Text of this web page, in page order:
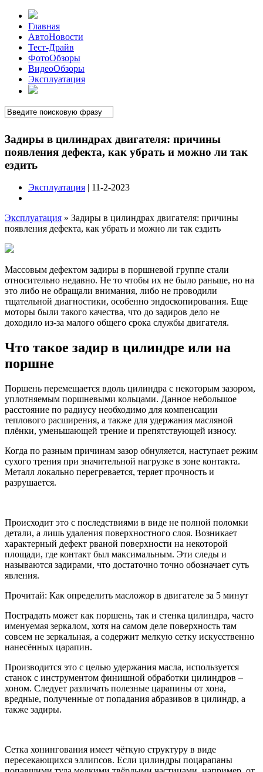
Главная
АвтоНовости
Тест-Драйв
ФотоОбзоры
ВидеоОбзоры
Эксплуатация
Задиры в цилиндрах двигателя: причины
появления дефекта, как убрать и можно ли так
ездить
Эксплуатация | 11-2-2023
Эксплуатация » Задиры в цилиндрах двигателя: причины
появления дефекта, как убрать и можно ли так ездить
Массовым дефектом задиры в поршневой группе стали
относительно недавно. Не то чтобы их не было раньше, но на
это либо не обращали внимания, либо не проводили
тщательной диагностики, особенно эндоскопирования. Еще
моторы были такого качества, что до задиров дело не
доходило из-за малого общего срока службы двигателя.
Что такое задир в цилиндре или на
поршне
Поршень перемещается вдоль цилиндра с некоторым зазором,
уплотняемым поршневыми кольцами. Данное небольшое
расстояние по радиусу необходимо для компенсации
теплового расширения, а также для удержания масляной
плёнки, уменьшающей трение и препятствующей износу.
Когда по разным причинам зазор обнуляется, наступает режим
сухого трения при значительной нагрузке в зоне контакта.
Металл локально перегревается, теряет прочность и
разрушается.
Происходит это с последствиями в виде не полной поломки
детали, а лишь удаления поверхностного слоя. Возникает
характерный дефект рваной поверхности на некоторой
площади, где контакт был максимальным. Эти следы и
называются задирами, что достаточно точно обозначает суть
явления.
Прочитай: Как определить масложор в двигателе за 5 минут
Пострадать может как поршень, так и стенка цилиндра, часто
именуемая зеркалом, хотя на самом деле поверхность там
совсем не зеркальная, а содержит мелкую сетку искусственно
нанесённых царапин.
Производится это с целью удержания масла, используется
станок с инструментом финишной обработки цилиндров –
хоном. Следует различать полезные царапины от хона,
вредные, полученные от попадания абразивов в цилиндр, а
также задиры.
Сетка хонингования имеет чёткую структуру в виде
пересекающихся эллипсов. Если цилиндры поцарапаны